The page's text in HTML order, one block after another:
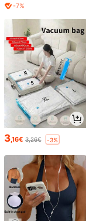
-7%
3,16€ 3,26€ -3%